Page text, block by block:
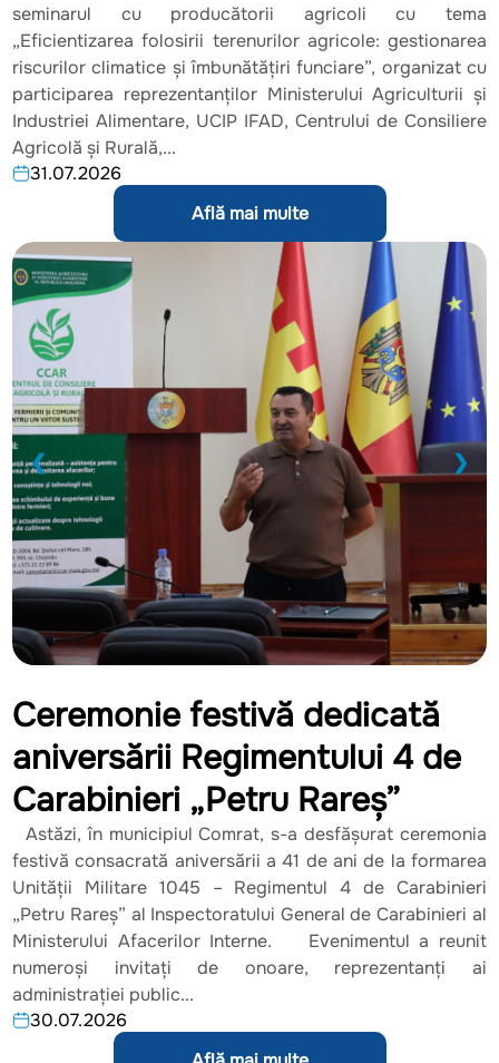
seminarul cu producătorii agricoli cu tema
„Eficientizarea folosirii terenurilor agricole: gestionarea
riscurilor climatice și îmbunătățiri funciare”, organizat cu
participarea reprezentanților Ministerului Agriculturii și
Industriei Alimentare, UCIP IFAD, Centrului de Consiliere
Agricolă și Rurală,...
31.07.2026
Află mai multe
❮ ❯
Ceremonie festivă dedicată
aniversării Regimentului 4 de
Carabinieri „Petru Rareș”
Astăzi, în municipiul Comrat, s-a desfășurat ceremonia
festivă consacrată aniversării a 41 de ani de la formarea
Unității Militare 1045 – Regimentul 4 de Carabinieri
„Petru Rareș” al Inspectoratului General de Carabinieri al
Ministerului Afacerilor Interne. Evenimentul a reunit
numeroși invitați de onoare, reprezentanți ai
administrației public...
30.07.2026